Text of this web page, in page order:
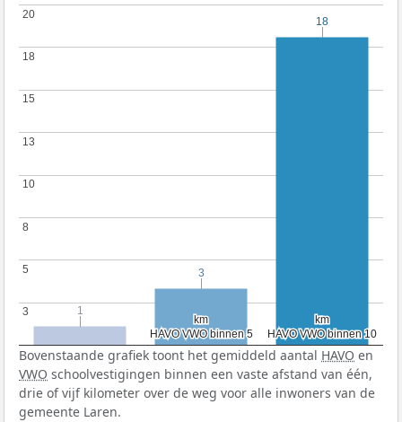
HAVO VWO binnen 5
HAVO VWO binnen 5
km
km
HAVO VWO binnen 10
HAVO VWO binnen 10
km
km
3
3
5
5
8
8
10
10
13
13
15
15
18
18
20
20
1
1
3
3
18
18
Bovenstaande grafiek toont het gemiddeld aantal HAVO en
VWO schoolvestigingen binnen een vaste afstand van één,
drie of vijf kilometer over de weg voor alle inwoners van de
gemeente Laren.